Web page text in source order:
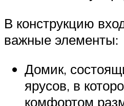
В конструкцию
важные элементы:
Домик,
ярусов, в
комфортом